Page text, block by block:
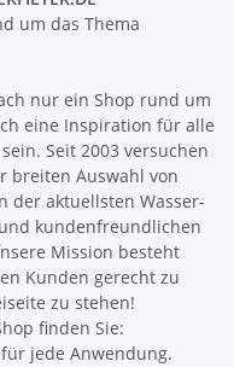
um das Thema
nur ein Shop rund um
eine Inspiration für alle
Seit 2003 versuchen
breiten Auswahl von
der aktuellsten Wasser-
kundenfreundlichen
Mission besteht
Kunden gerecht zu
zu stehen!
finden Sie:
jede Anwendung.